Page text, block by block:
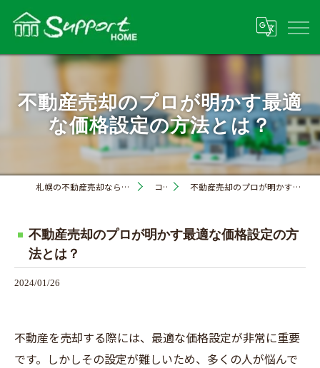
不動産売却のプロが明かす最適
な価格設定の方法とは？
札幌の不動産売却なら株式会社サポートホーム コラム 不動産売却のプロが明かす最適な価格設定の方法とは？
不動産売却のプロが明かす最適な価格設定の方
法とは？
2024/01/26
不動産を売却する際には、最適な価格設定が非常に重要
です。しかしその設定が難しいため、多くの人が悩んで